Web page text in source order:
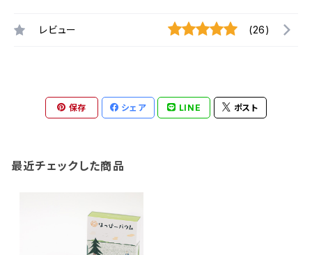
レビュー (26)
保存 シェア LINE ポスト
最近チェックした商品